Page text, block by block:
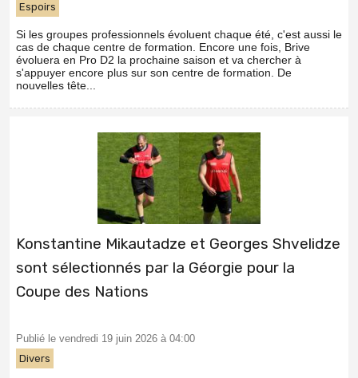
Espoirs
Si les groupes professionnels évoluent chaque été, c'est aussi le
cas de chaque centre de formation. Encore une fois, Brive
évoluera en Pro D2 la prochaine saison et va chercher à
s'appuyer encore plus sur son centre de formation. De
nouvelles tête...
Konstantine Mikautadze et Georges Shvelidze
sont sélectionnés par la Géorgie pour la
Coupe des Nations
Publié le vendredi 19 juin 2026 à 04:00
Divers